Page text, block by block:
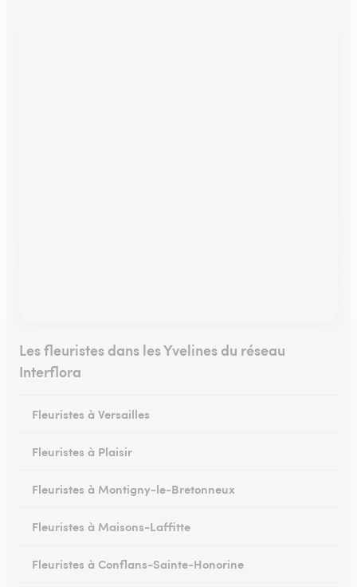
Les fleuristes dans les Yvelines du réseau
Interflora
Fleuristes à Versailles
Fleuristes à Plaisir
Fleuristes à Montigny-le-Bretonneux
Fleuristes à Maisons-Laffitte
Fleuristes à Conflans-Sainte-Honorine